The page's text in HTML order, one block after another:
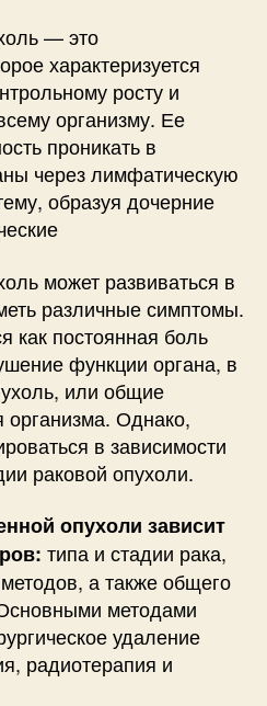
— это
характеризуется
росту и
организму. Ее
проникать в
через лимфатическую
образуя дочерние
может развиваться в
различные симптомы.
как постоянная боль
функции органа, в
или общие
Однако,
в зависимости
раковой опухоли.
опухоли зависит
типа и стадии рака,
а также общего
методами
удаление
радиотерапия и